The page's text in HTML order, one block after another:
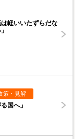
軽いいたずらだな
策・見解
国へ」